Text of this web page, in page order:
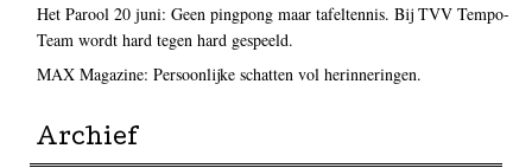
Het Parool 20 juni: Geen pingpong maar tafeltennis. Bij TVV Tempo-
Team wordt hard tegen hard gespeeld.
MAX Magazine: Persoonlijke schatten vol herinneringen.
Archief